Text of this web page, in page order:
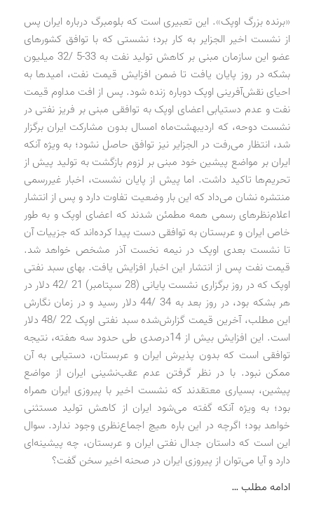
«برنده بزرگ اوپک». این تعبیری است که بلومبرگ درباره ایران پس
از نشست اخیر الجزایر به کار برد؛ نشستی که با توافق کشورهای
عضو این سازمان مبنی بر کاهش تولید نفت به 33-5 /32 میلیون
بشکه در روز پایان یافت تا ضمن افزایش قیمت نفت، امیدها به
احیای نقش‌آفرینی اوپک دوباره زنده شود. پس از افت مداوم قیمت
نفت و عدم دستیابی اعضای اوپک به توافقی مبنی بر فریز نفتی در
نشست دوحه، که اردیبهشت‌ماه امسال بدون مشارکت ایران برگزار
شد، انتظار می‌رفت در الجزایر نیز توافق حاصل نشود؛ به ویژه آنکه
ایران بر مواضع پیشین خود مبنی بر لزوم بازگشت به تولید پیش از
تحریم‌ها تاکید داشت. اما پیش از پایان نشست، اخبار غیررسمی
منتشره نشان می‌داد که این بار وضعیت تفاوت دارد و پس از انتشار
اعلام‌نظرهای رسمی همه مطمئن شدند که اعضای اوپک و به طور
خاص ایران و عربستان به توافقی دست پیدا کرده‌اند که جزییات آن
تا نشست بعدی اوپک در نیمه نخست آذر مشخص خواهد شد.
قیمت نفت پس از انتشار این اخبار افزایش یافت. بهای سبد نفتی
اوپک که در روز برگزاری نشست پایانی (28 سپتامبر) 21 /42 دلار در
هر بشکه بود، در روز بعد به 34 /44 دلار رسید و در زمان نگارش
این مطلب، آخرین قیمت گزارش‌شده سبد نفتی اوپک 22 /48 دلار
است. این افزایش بیش از 14درصدی طی حدود سه هفته، نتیجه
توافقی است که بدون پذیرش ایران و عربستان، دستیابی به آن
ممکن نبود. با در نظر گرفتن عدم عقب‌نشینی ایران از مواضع
پیشین، بسیاری معتقدند که نشست اخیر با پیروزی ایران همراه
بود؛ به ویژه آنکه گفته می‌شود ایران از کاهش تولید مستثنی
خواهد بود؛ اگرچه در این باره هیچ اجماع‌نظری وجود ندارد. سوال
این است که داستان جدال نفتی ایران و عربستان، چه پیشینه‌ای
دارد و آیا می‌توان از پیروزی ایران در صحنه اخیر سخن گفت؟
ادامه مطلب …